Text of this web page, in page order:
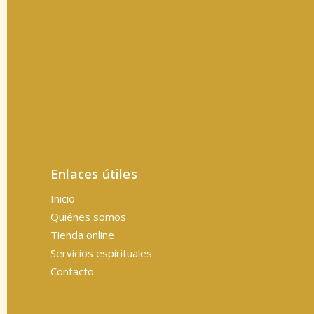
Enlaces útiles
Inicio
Quiénes somos
Tienda online
Servicios espirituales
Contacto